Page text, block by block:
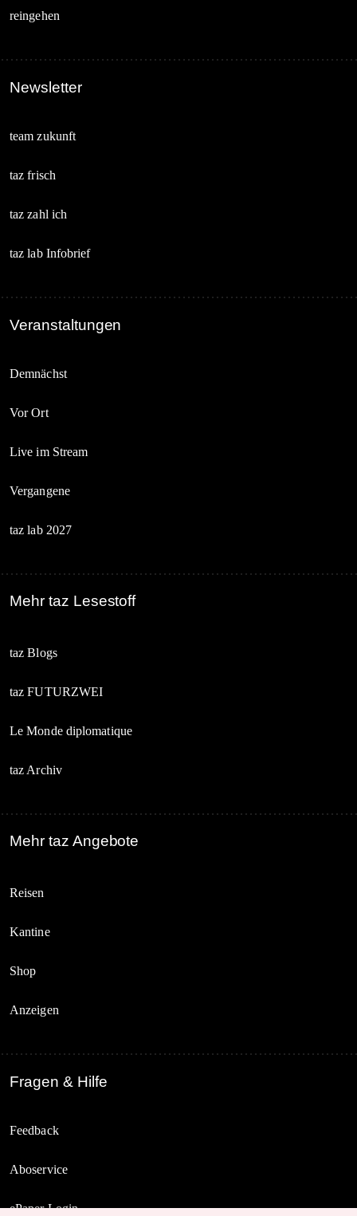
reingehen
Newsletter
team zukunft
taz frisch
taz zahl ich
taz lab Infobrief
Veranstaltungen
Demnächst
Vor Ort
Live im Stream
Vergangene
taz lab 2027
Mehr taz Lesestoff
taz Blogs
taz FUTURZWEI
Le Monde diplomatique
taz Archiv
Mehr taz Angebote
Reisen
Kantine
Shop
Anzeigen
Fragen & Hilfe
Feedback
Aboservice
ePaper Login